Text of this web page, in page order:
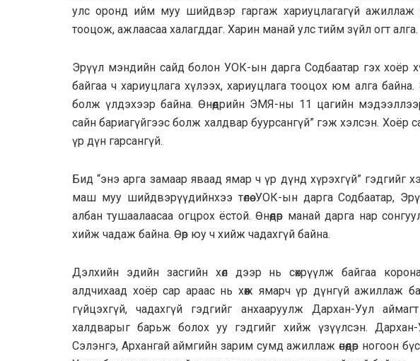
улс оронд ийм муу шийдвэр гаргаж хариуцлагагүй ажиллаж
тооцож, ажлаасаа халагддаг. Харин манай улс тийм зүйл огт алга.
Эрүүл мэндийн сайд болон УОК-ын дарга Содбаатар гэх хоёр
байгаа ч хариуцлага хүлээх, хариуцлага тооцох юм алга
болж үлдэхээр байна. Өнөөдрийн ЭМЯ-ны 11 цагийн
сайн бариагүйгээс болж халдвар буурсангүй” гэж хэлсэн. Хоёр
үр дүн гарсангүй.
Бид “энэ арга замаар яваад ямар ч үр дүнд хүрэхгүй” гэдгийг
маш муу шийдвэрүүдийнхээ төлөө УОК-ын дарга Содбаатар,
албан тушаалаасаа огцрох ёстой. Өнөөдөр манай дарга нар
хийж чадаж байна. Өөр юу ч хийж чадахгүй байна.
Дэлхийн эдийн засгийн хөл дээр нь сөхрүүлж байгаа
алдчихаад хоёр сар араас нь хөөж ямарч үр дүнгүй ажиллаж
гүйцэхгүй, чадахгүй гэдгийг анхааруулж Дархан-Уул
халдварыг барьж болох уу гэдгийг хийж үзүүлсэн.
Сэлэнгэ, Архангай аймгийн зарим сумд ажиллаж өнөөдөр ногоон